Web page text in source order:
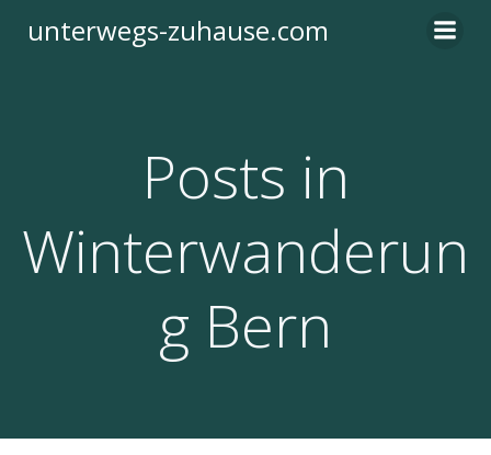
Inhalt
unterwegs-zuhause.com
Posts in
Winterwanderun
g Bern